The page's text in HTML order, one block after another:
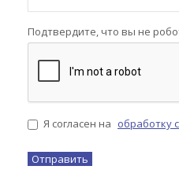
Подтвердите, что вы не
Я согласен на обработку